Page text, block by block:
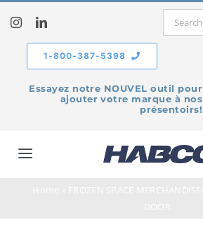
content
Search
Essayez notre NOUVEL outil pour
ajouter votre marque à nos
présentoirs!
1-800-387-5398
Toggle